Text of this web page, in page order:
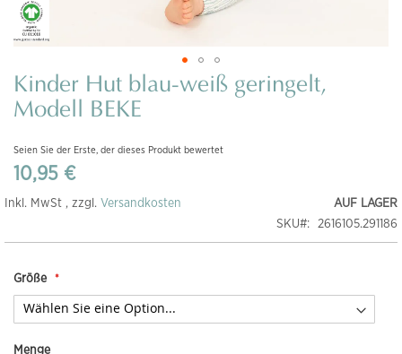
Zum
Anfang
der
springen
Kinder Hut blau-weiß geringelt,
Modell BEKE
Seien Sie der Erste, der dieses Produkt bewertet
10,95 €
AUF LAGER
SKU
2616105.291186
Inkl. MwSt , zzgl. Versandkosten
Größe
Menge